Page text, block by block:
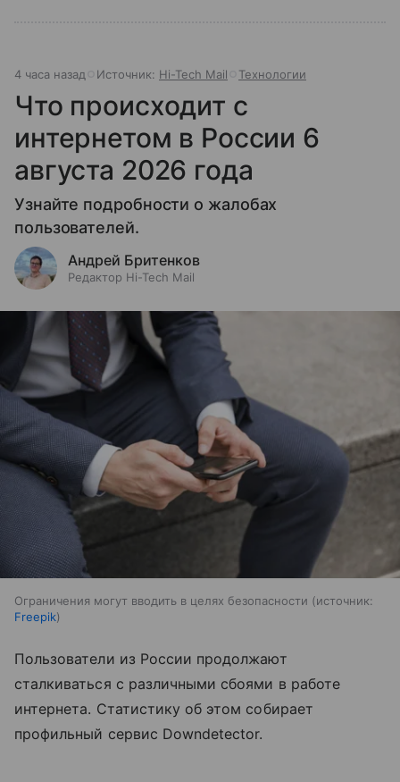
4 часа назад Источник: Hi-Tech Mail Технологии
Что происходит с
интернетом в России 6
августа 2026 года
Узнайте подробности о жалобах
пользователей.
Андрей Бритенков
Редактор Hi-Tech Mail
Ограничения могут вводить в целях безопасности
источник:
Freepik
Пользователи из России продолжают
сталкиваться с различными сбоями в работе
интернета. Статистику об этом собирает
профильный сервис Downdetector.